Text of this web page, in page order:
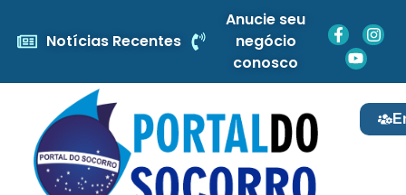
Notícias Recentes
Anucie seu
negócio
conosco